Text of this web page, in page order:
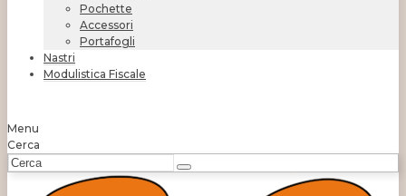
Pochette
Accessori
Portafogli
Nastri
Modulistica Fiscale
Menu
Cerca